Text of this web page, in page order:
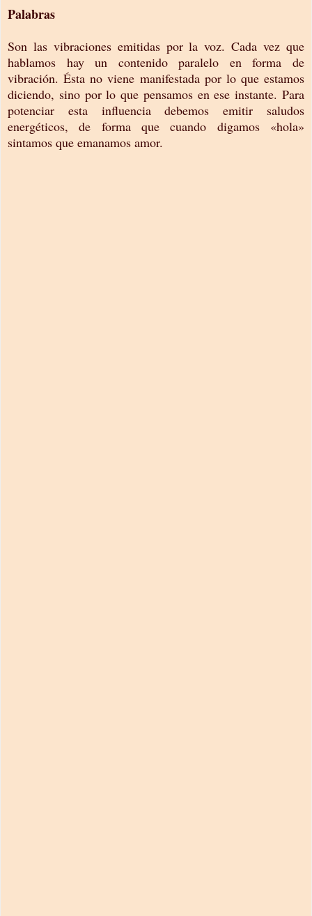
Palabras
Son las vibraciones emitidas por la voz. Cada vez que
hablamos hay un contenido paralelo en forma de
vibración. Ésta no viene manifestada por lo que estamos
diciendo, sino por lo que pensamos en ese instante. Para
potenciar esta influencia debemos emitir saludos
energéticos, de forma que cuando digamos «hola»
sintamos que emanamos amor.